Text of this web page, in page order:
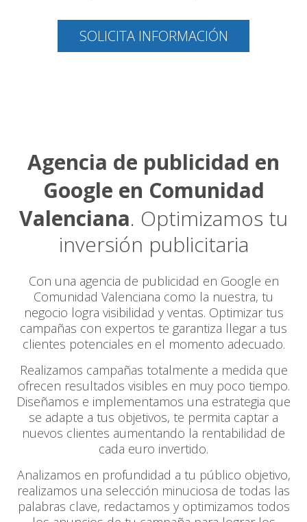
SOLICITA INFORMACIÓN
Agencia de publicidad en
Google en Comunidad
Valenciana. Optimizamos tu
inversión publicitaria
Con una agencia de publicidad en Google en
Comunidad Valenciana como la nuestra, tu
negocio logra visibilidad y ventas. Optimizar tus
campañas con expertos te garantiza llegar a tus
clientes potenciales en el momento adecuado.
Realizamos campañas totalmente a medida que
ofrecen resultados visibles en muy poco tiempo.
Diseñamos e implementamos una estrategia que
se adapte a tus objetivos, te permita captar a
nuevos clientes aumentando la rentabilidad de
cada euro invertido.
Analizamos en profundidad a tu público objetivo,
realizamos una selección minuciosa de todas las
palabras clave, redactamos y optimizamos todos